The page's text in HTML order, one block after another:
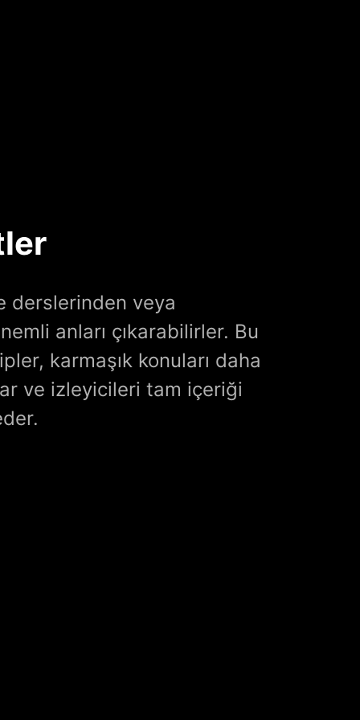
derslerinden veya
anları çıkarabilirler. Bu
karmaşık konuları daha
ve izleyicileri tam içeriği